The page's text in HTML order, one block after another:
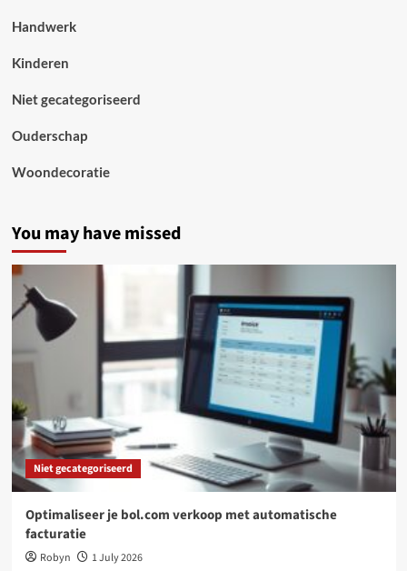
Handwerk
Kinderen
Niet gecategoriseerd
Ouderschap
Woondecoratie
You may have missed
Niet gecategoriseerd
Optimaliseer je bol.com verkoop met automatische
facturatie
Robyn 1 July 2026